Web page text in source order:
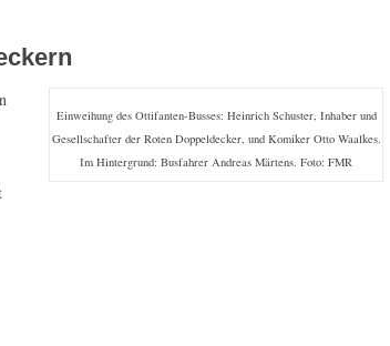
Einweihung des Ottifanten-Busses: Heinrich Schuster, Inhaber und
Gesellschafter der Roten Doppeldecker, und Komiker Otto Waalkes.
Im Hintergrund: Busfahrer Andreas Märtens. Foto: FMR